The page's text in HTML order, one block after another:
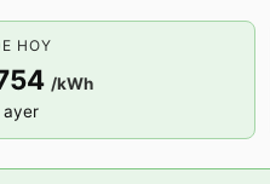
HOY
/kWh
ayer